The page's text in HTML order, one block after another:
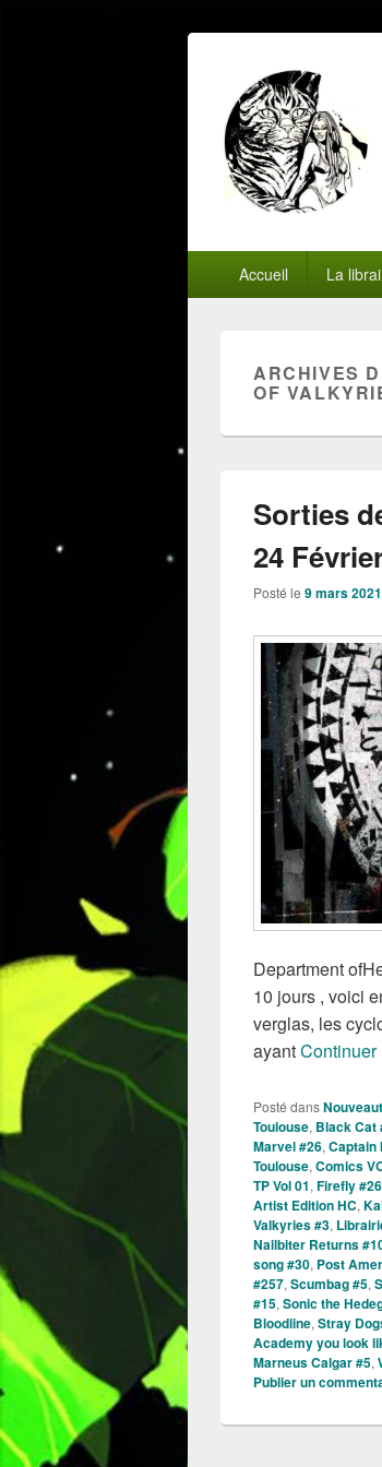
principalAccueil La
ARCHIVES
OF
Sorties
24
Posté le 9 mars 2021
Department
10 jours , voici
verglas, les
ayantContinuer
Posté dans
Toulouse, Black Cat
Marvel #26, Captain
Toulouse, Comics
TP Vol 01, Firefly #26
Artist Edition HC,
Valkyries #3,
Nailbiter Returns
song #30, Post
#257, Scumbag #5,
#15, Sonic the
Bloodline, Stray
Academy you look
Marneus Calgar #5,
Publier un